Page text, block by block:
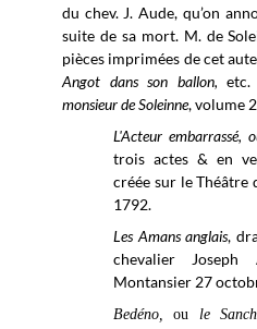
du chev. J. Aude, qu’on
suite de sa mort. M. de
pièces imprimées de cet
Angot dans son ballon,
monsieur de Soleinne, volume
L'Acteur embarrassé,
trois actes & en
créée sur le
1792.
Les Amans anglais,
chevalier
Montansier 27
Bedéno,ou le